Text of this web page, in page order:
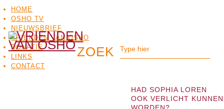
HOME
OSHO TV
NIEUWSBRIEF
VRIENDEN VAN OSHO
DONATIE
LINKS
CONTACT
HAD SOPHIA LOREN
OOK VERLICHT KUNNEN